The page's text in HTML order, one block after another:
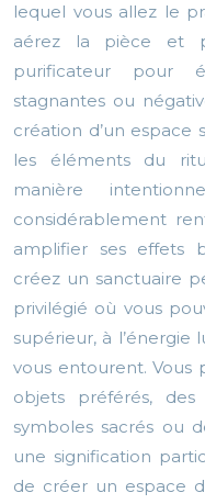
lequel vous allez le
aérez la pièce et
purificateur pour
stagnantes ou
création d’un espace
les éléments du
manière
considérablement
amplifier ses effets
créez un sanctuaire
privilégié où vous
supérieur, à l’énergie
vous entourent. Vous
objets préférés, des
symboles sacrés ou
une signification
de créer un espace